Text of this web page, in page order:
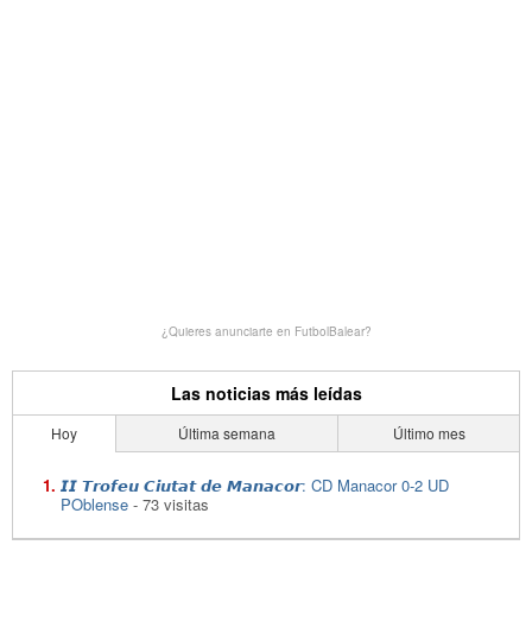
¿Quieres anunciarte en FutbolBalear?
Las noticias más leídas
Hoy Última semana Último mes
𝙄𝙄 𝙏𝙧𝙤𝙛𝙚𝙪 𝘾𝙞𝙪𝙩𝙖𝙩 𝙙𝙚 𝙈𝙖𝙣𝙖𝙘𝙤𝙧: CD Manacor 0-2 UD
POblense - 73 visitas